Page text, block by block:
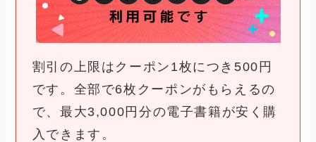
割引の上限はクーポン1枚につき500円
です。全部で6枚クーポンがもらえるの
で、最大3,000円分の電子書籍が安く購
入できます。